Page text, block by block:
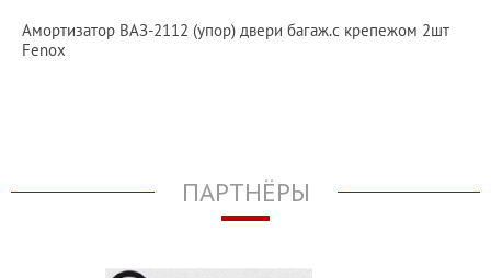
Амортизатор ВАЗ-2112 (упор) двери багаж.с крепежом 2шт
Fenox
ПАРТНЁРЫ